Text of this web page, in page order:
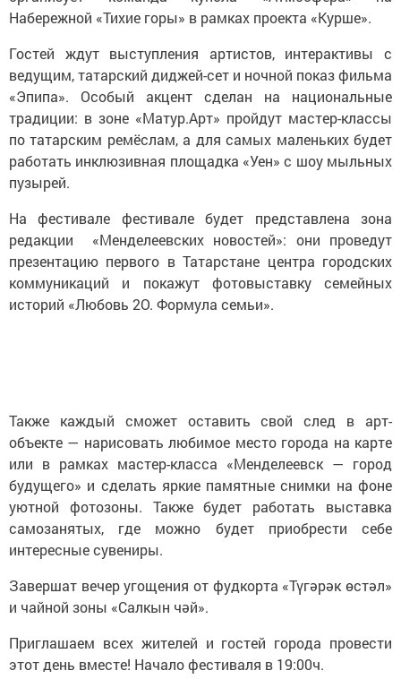
Набережной «Тихие горы» в рамках проекта «Курше».
Гостей ждут выступления артистов, интерактивы с
ведущим, татарский диджей-сет и ночной показ фильма
«Эпипа». Особый акцент сделан на национальные
традиции: в зоне «Матур.Арт» пройдут мастер-классы
по татарским ремёслам, а для самых маленьких будет
работать инклюзивная площадка «Уен» с шоу мыльных
пузырей.
На фестивале фестивале будет представлена зона
редакции «Менделеевских новостей»: они проведут
презентацию первого в Татарстане центра городских
коммуникаций и покажут фотовыставку семейных
историй «Любовь 2О. Формула семьи».
Также каждый сможет оставить свой след в арт-
объекте — нарисовать любимое место города на карте
или в рамках мастер-класса «Менделеевск — город
будущего» и сделать яркие памятные снимки на фоне
уютной фотозоны. Также будет работать выставка
самозанятых, где можно будет приобрести себе
интересные сувениры.
Завершат вечер угощения от фудкорта «Түгәрәк өстәл»
и чайной зоны «Салкын чәй».
Приглашаем всех жителей и гостей города провести
этот день вместе! Начало фестиваля в 19:00ч.